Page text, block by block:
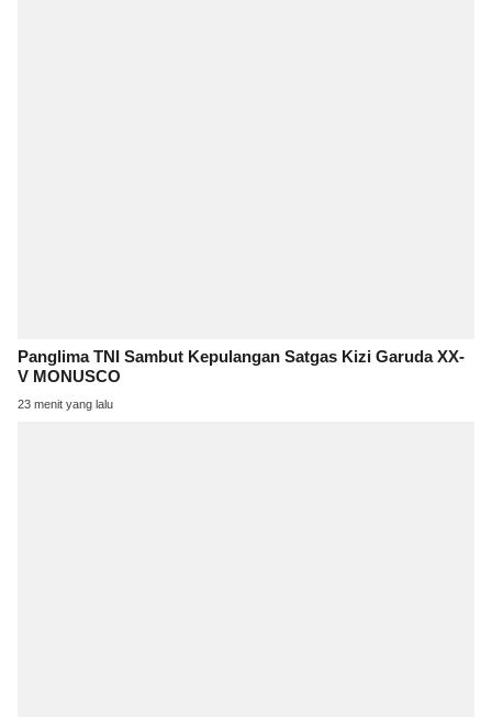
Panglima TNI Sambut Kepulangan Satgas Kizi Garuda XX-
V MONUSCO
23 menit yang lalu